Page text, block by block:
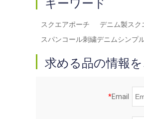
スクエアポーチ デニム製スク
スパンコール刺繍デニムシンプ
求める品の情報
*Email